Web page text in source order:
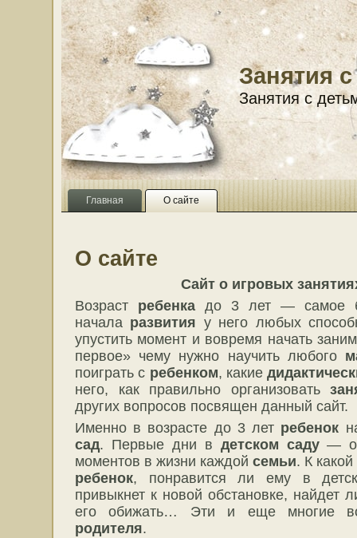
Занятия
Занятия с
Главная О сайте
О сайте
Сайт о игровых
Возраст ребенка до 3 лет — самое
начала развития у него любых
упустить момент и вовремя начать
первое» чему нужно научить любого
поиграть с ребенком, какие
него, как правильно организовать
других вопросов посвящен данный сайт.
Именно в возрасте до 3 лет ребенок
сад. Первые дни в детском саду—
моментов в жизни каждой семьи. К какой
ребенок, понравится ли ему в
привыкнет к новой обстановке, найдет
его обижать… Эти и еще многие
родителя.